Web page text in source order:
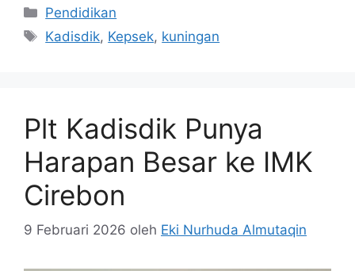
Kategori
Pendidikan
Tag
Kadisdik, Kepsek, kuningan
Plt Kadisdik Punya
Harapan Besar ke IMK
Cirebon
9 Februari 2026 oleh Eki Nurhuda Almutaqin